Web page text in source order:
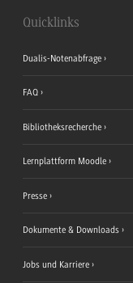
Quicklinks
Dualis-Notenabfrage
FAQ
Bibliotheksrecherche
Lernplattform Moodle
Presse
Dokumente & Downloads
Jobs und Karriere